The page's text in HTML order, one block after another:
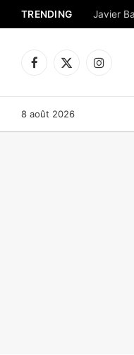
TRENDING
Facebook
X
8 août 2026